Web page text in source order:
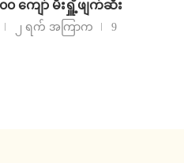
ကျော် မီးရှိူ့ဖျက်ဆီး
၂ ရက် အကြာက
9